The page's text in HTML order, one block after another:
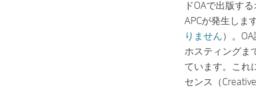
ドOAで出版す
APCが発生しま
りません）。
ホスティングま
ています。これ
センス（